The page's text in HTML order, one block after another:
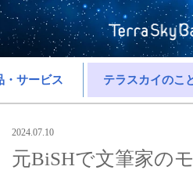
・サービス テラスカイのこ
2024.07.10
元BiSHで文筆家の